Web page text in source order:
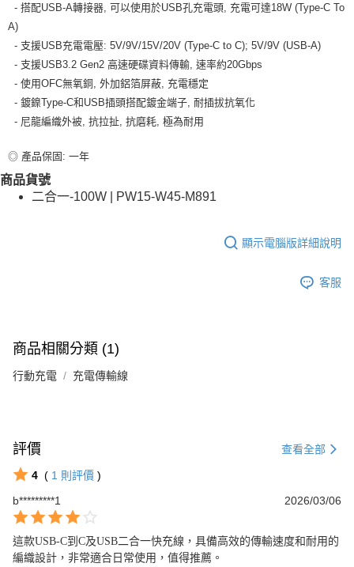
- 搭配USB-A轉接器, 可以使用於USB孔充電頭, 充電可達18W (Type-C To
A)
- 支援USB充電電壓: 5V/9V/15V/20V (Type-C to C); 5V/9V (USB-A)
- 支援USB3.2 Gen2 高速硬碟資料傳輸, 速率約20Gbps
- 使用OFC無氧銅, 外加鋁箔屏蔽, 充電穩定
- 鍍鎳Type-C和USB插頭搭配鍍金端子, 耐插拔抗氧化
- 尼龍編織外被, 抗拉扯, 抗磨耗, 極為耐用
◎ 產品保固: 一年
商品貨號
二合一-100W | PW15-W45-M891
顯示電腦版詳細說明
客服
商品相關分類 (1)
行動充電 充電傳輸線
評價 查看全部
4 ( 1 則評價 )
b*********1
2026/03/06
這款USB-C到C及USB二合一快充線，具備高效的傳輸速度和耐用的
編織設計，非常適合日常使用，值得推薦。